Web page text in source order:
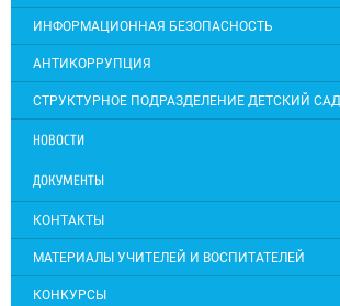
ИНФОРМАЦИОННАЯ БЕЗОПАСНОСТЬ
АНТИКОРРУПЦИЯ
СТРУКТУРНОЕ ПОДРАЗДЕЛЕНИЕ ДЕТСКИЙ
НОВОСТИ
ДОКУМЕНТЫ
КОНТАКТЫ
МАТЕРИАЛЫ УЧИТЕЛЕЙ И ВОСПИТАТЕЛЕЙ
КОНКУРСЫ